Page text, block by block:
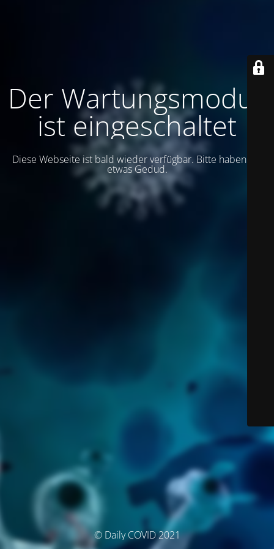
Der Wartungsmodus
ist eingeschaltet
Diese Webseite ist bald wieder verfügbar. Bitte haben Sie
etwas Gedud.
© Daily COVID 2021